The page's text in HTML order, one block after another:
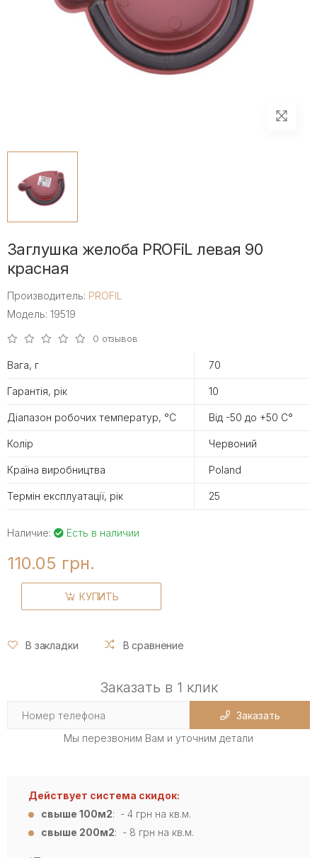
Заглушка желоба PROFiL левая 90
красная
Производитель: PROFIL
Модель: 19519
0 отзывов
Вага, г 70
Гарантія, рік 10
Діапазон робочих температур, °С Від -50 до +50 С°
Колір Червоний
Країна виробництва Poland
Термін експлуатації, рік 25
Наличие: Есть в наличии
110.05 грн.
КУПИТЬ
В закладки В сравнение
Заказать в 1 клик
Заказать
Мы перезвоним Вам и уточним детали
Действует система скидок:
свыше 100м2: - 4 грн на кв.м.
свыше 200м2: - 8 грн на кв.м.